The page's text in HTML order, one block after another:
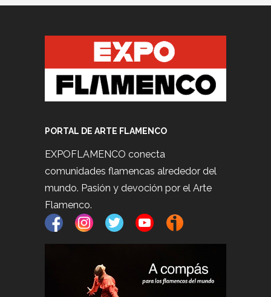
PORTAL DE ARTE FLAMENCO
EXPOFLAMENCO conecta
comunidades flamencas alrededor del
mundo. Pasión y devoción por el Arte
Flamenco.